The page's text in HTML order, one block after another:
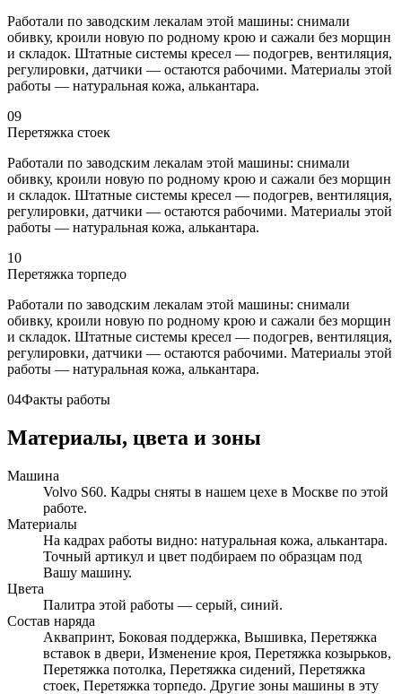
Работали по заводским лекалам этой машины: снимали
обивку, кроили новую по родному крою и сажали без морщин
и складок. Штатные системы кресел — подогрев, вентиляция,
регулировки, датчики — остаются рабочими. Материалы этой
работы — натуральная кожа, алькантара.
09
Перетяжка стоек
Работали по заводским лекалам этой машины: снимали
обивку, кроили новую по родному крою и сажали без морщин
и складок. Штатные системы кресел — подогрев, вентиляция,
регулировки, датчики — остаются рабочими. Материалы этой
работы — натуральная кожа, алькантара.
10
Перетяжка торпедо
Работали по заводским лекалам этой машины: снимали
обивку, кроили новую по родному крою и сажали без морщин
и складок. Штатные системы кресел — подогрев, вентиляция,
регулировки, датчики — остаются рабочими. Материалы этой
работы — натуральная кожа, алькантара.
04Факты работы
Материалы, цвета и зоны
Машина
Volvo S60. Кадры сняты в нашем цехе в Москве по этой
работе.
Материалы
На кадрах работы видно: натуральная кожа, алькантара.
Точный артикул и цвет подбираем по образцам под
Вашу машину.
Цвета
Палитра этой работы — серый, синий.
Состав наряда
Аквапринт, Боковая поддержка, Вышивка, Перетяжка
вставок в двери, Изменение кроя, Перетяжка козырьков,
Перетяжка потолка, Перетяжка сидений, Перетяжка
стоек, Перетяжка торпедо. Другие зоны машины в эту